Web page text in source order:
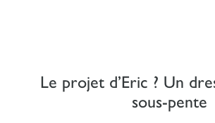
Le projet d’Eric ? Un
sous-pente